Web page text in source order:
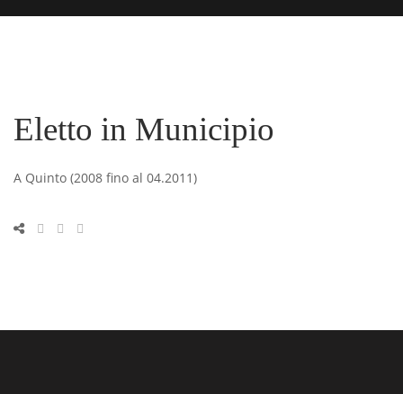
Eletto in Municipio
A Quinto (2008 fino al 04.2011)